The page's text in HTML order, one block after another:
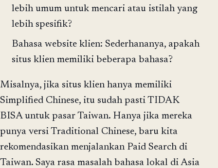
lebih umum untuk mencari atau istilah yang
lebih spesifik?
Bahasa website klien: Sederhananya, apakah
situs klien memiliki beberapa bahasa?
Misalnya, jika situs klien hanya memiliki
Simplified Chinese, itu sudah pasti TIDAK
BISA untuk pasar Taiwan. Hanya jika mereka
punya versi Traditional Chinese, baru kita
rekomendasikan menjalankan Paid Search di
Taiwan. Saya rasa masalah bahasa lokal di Asia